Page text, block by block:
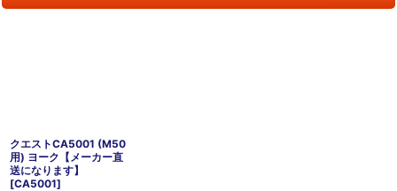
クエストCA5001 (M50
用) ヨーク【メーカー直
送になります】
[CA5001]